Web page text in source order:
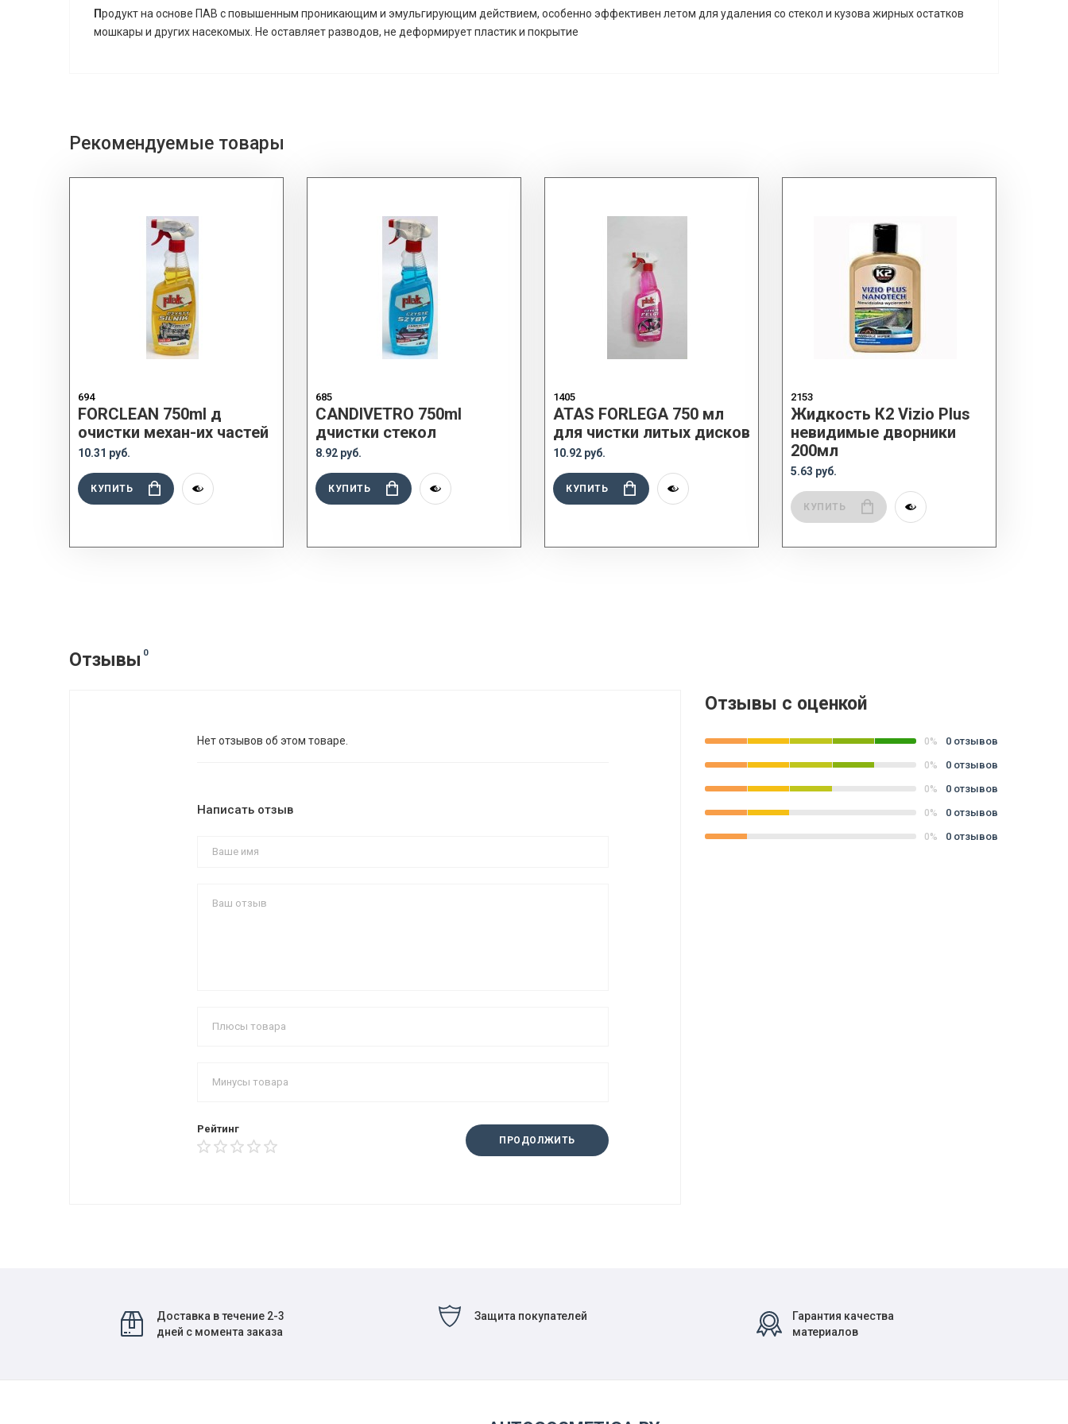
Продукт на основе ПАВ с повышенным проникающим и эмульгирующим действием, особенно эффективен летом для удаления со стекол и кузова жирных остатков
мошкары и других насекомых. Не оставляет разводов, не деформирует пластик и покрытие
Рекомендуемые товары
694
FORCLEAN 750ml д
очистки механ-их частей
10.31 руб.
КУПИТЬ
685
CANDIVETRO 750ml
дчистки стекол
8.92 руб.
КУПИТЬ
1405
ATAS FORLEGA 750 мл
для чистки литых дисков
10.92 руб.
КУПИТЬ
2153
Жидкость К2 Vizio Plus
невидимые дворники
200мл
5.63 руб.
КУПИТЬ
Отзывы 0
Нет отзывов об этом товаре.
Написать отзыв
Рейтинг
ПРОДОЛЖИТЬ
Отзывы с оценкой
0% 0 отзывов
0% 0 отзывов
0% 0 отзывов
0% 0 отзывов
0% 0 отзывов
Доставка в течение 2-3
дней с момента заказа
Защита покупателей
Гарантия качества
материалов